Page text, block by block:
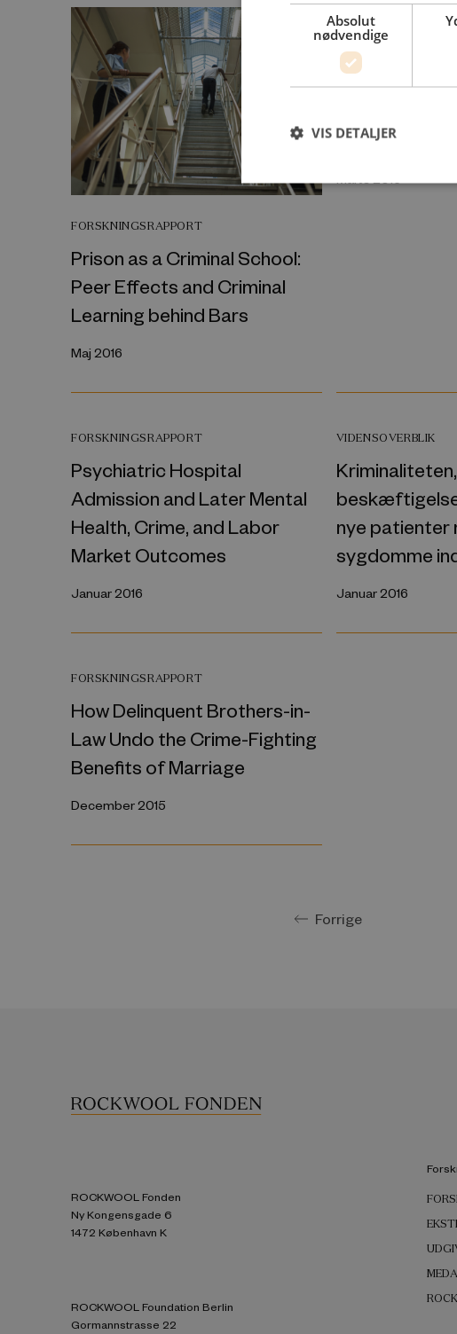
FORSKNINGSRAPPORT
Prison as a Criminal School:
Peer Effects and Criminal
Learning behind Bars
Maj 2016
VIDENSOVERBLIK
Fra fængsel til
evaluering af
Omme
FORSKNINGSRAPPORT
Psychiatric Hospital
Admission and Later Mental
Health, Crime, and Labor
Market Outcomes
Januar 2016
VIDENSOVERBLIK
nye patienter
sygdomme
Januar 2016
FORSKNINGSRAPPORT
How Delinquent Brothers-in-
Law Undo the Crime-Fighting
Benefits of Marriage
December 2015
Forrige
ROCKWOOL Fonden
Ny Kongensgade 6
1472 København K
ROCKWOOL Foundation Berlin
Gormannstrasse 22
Absolut
nødvendige
VIS DETALJER